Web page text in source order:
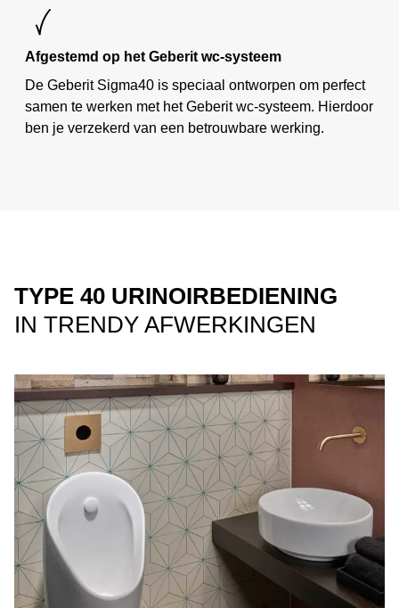
Afgestemd op het Geberit wc-systeem
De Geberit Sigma40 is speciaal ontworpen om perfect
samen te werken met het Geberit wc‑systeem. Hierdoor
ben je verzekerd van een betrouwbare werking.
TYPE 40 URINOIRBEDIENING
IN TRENDY AFWERKINGEN